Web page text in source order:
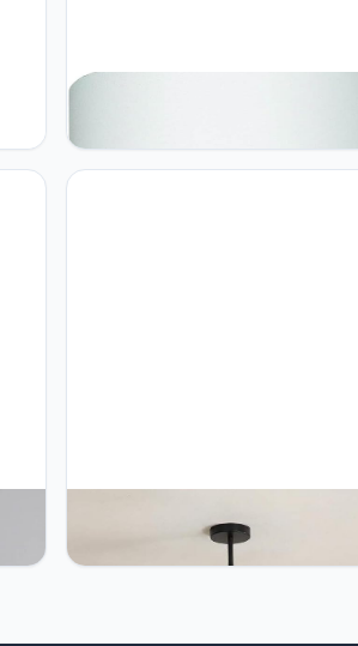
GU10 plafondlamp, hal, keuken,
kantoor, B:12,7 cm, H:12,5 cm, spot,
Chandelier Modern Brons Dna
Chandelier Industrial Vintage